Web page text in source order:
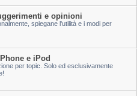
e opinioni
spiegane l'utilità e i modi per
e iPod
per topic. Solo ed esclusivamente